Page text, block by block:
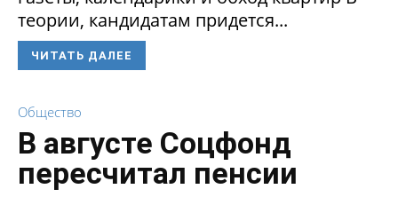
теории, кандидатам придется...
ЧИТАТЬ ДАЛЕЕ
Общество
В августе Соцфонд
пересчитал пенсии